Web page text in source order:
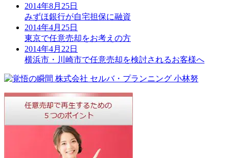
2014年8月25日
みずほ銀行が自宅担保に融資
2014年4月25日
東京で任意売却をお考えの方
2014年4月22日
横浜市・川崎市で任意売却を検討されるお客様へ